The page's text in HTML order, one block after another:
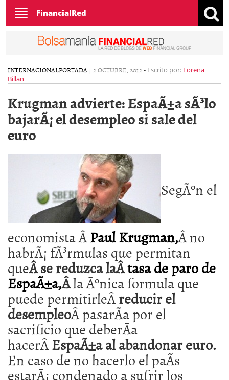
Toggle
navigation
FinancialRed
INTERNACIONALPORTADA | 2 OCTUBRE, 2012- Escrito por: Lorena
Billan
Krugman advierte: EspaÃ±a sÃ³lo
bajarÃ¡ el desempleo si sale del
euro
SegÃºn el
economista ÂPaul Krugman,Â no
habrÃ¡ fÃ³rmulas que permitan
queÂ se reduzca laÂtasa de paro de
EspaÃ±a,Âla Ãºnica formula que
puede permitirleÂreducir el
desempleoÂ pasarÃ­a por el
sacrificio que deberÃ­a
hacerÂEspaÃ±a al abandonar euro.
En caso de no hacerlo el paÃ­s
estarÃ¡ condenado a sufrir los